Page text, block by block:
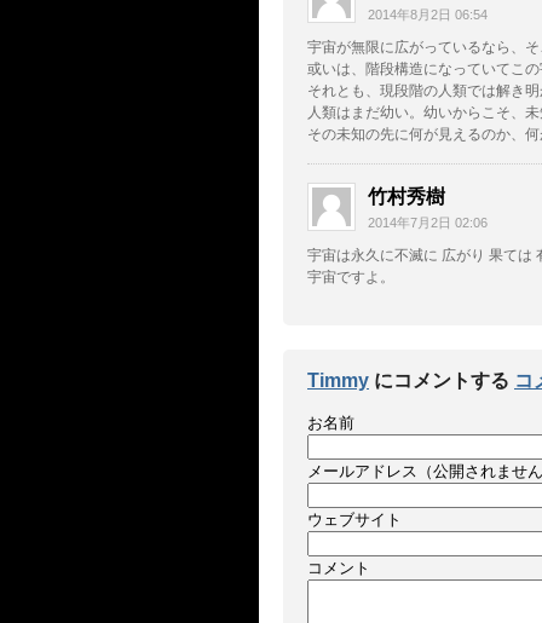
2014年8月2日 06:54
宇宙が無限に広がっているなら、
或いは、階段構造になっていてこ
それとも、現段階の人類では解き
人類はまだ幼い。幼いからこそ、
その未知の先に何が見えるのか、
竹村秀樹
2014年7月2日 02:06
宇宙は永久に不滅に 広がり 果ては
宇宙ですよ。
Timmy にコメントする コ
お名前
メールアドレス（公開されませ
ウェブサイト
コメント